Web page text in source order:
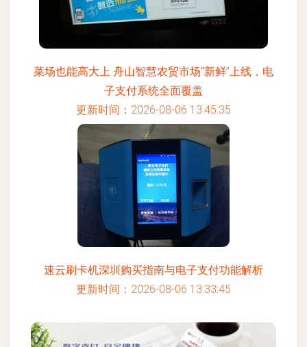
菜场也能高大上 舟山智慧农贸市场“新鲜”上线，电
子支付系统全面覆盖
更新时间：2026-08-06 13:45:35
速云刷卡机深圳购买指南与电子支付功能解析
更新时间：2026-08-06 13:33:45